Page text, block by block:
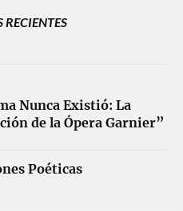
RECIENTES
Nunca Existió: La
de la Ópera Garnier”
Poéticas